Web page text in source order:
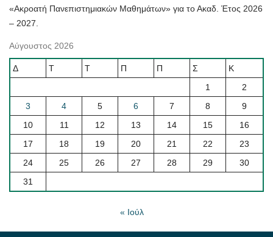
«Ακροατή Πανεπιστημιακών Μαθημάτων» για το Ακαδ. Έτος 2026
– 2027.
Αύγουστος 2026
Δ Τ Τ Π Π Σ
Κ
1
2
3
4 5 6 7 8
9
10
11 12 13 14 15
16
17
18 19 20 21 22
23
24
25 26 27 28 29
30
31
« Ιούλ